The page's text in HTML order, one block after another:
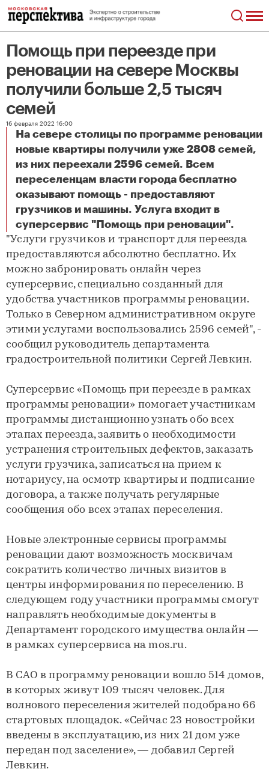
Помощь при переезде при
реновации на севере Москвы
получили больше 2,5 тысяч
семей
16 февраля 2022 16:00
На севере столицы по программе реновации
новые квартиры получили уже 2808 семей,
из них переехали 2596 семей. Всем
переселенцам власти города бесплатно
оказывают помощь - предоставляют
грузчиков и машины. Услуга входит в
суперсервис "Помощь при реновации".
"Услуги грузчиков и транспорт для переезда
предоставляются абсолютно бесплатно. Их
можно забронировать онлайн через
суперсервис, специально созданный для
удобства участников программы реновации.
Только в Северном административном округе
этими услугами воспользовались 2596 семей", -
сообщил руководитель департамента
градостроительной политики Сергей Левкин.
Суперсервис «Помощь при переезде в рамках
программы реновации» помогает участникам
программы дистанционно узнать обо всех
этапах переезда, заявить о необходимости
устранения строительных дефектов, заказать
услуги грузчика, записаться на прием к
нотариусу, на осмотр квартиры и подписание
договора, а также получать регулярные
сообщения обо всех этапах переселения.
Новые электронные сервисы программы
реновации дают возможность москвичам
сократить количество личных визитов в
центры информирования по переселению. В
следующем году участники программы смогут
направлять необходимые документы в
Департамент городского имущества онлайн —
в рамках суперсервиса на mos.ru.
В САО в программу реновации вошло 514 домов,
в которых живут 109 тысяч человек. Для
волнового переселения жителей подобрано 66
стартовых площадок. «Сейчас 23 новостройки
введены в эксплуатацию, из них 21 дом уже
передан под заселение», — добавил Сергей
Левкин.